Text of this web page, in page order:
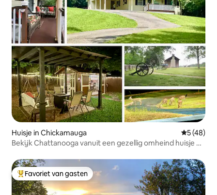
Huisje in Chickamauga
5 (48)
Bekijk Chattanooga vanuit een gezellig omheind huisje bij
Topfavoriet van gasten
Favoriet van gasten